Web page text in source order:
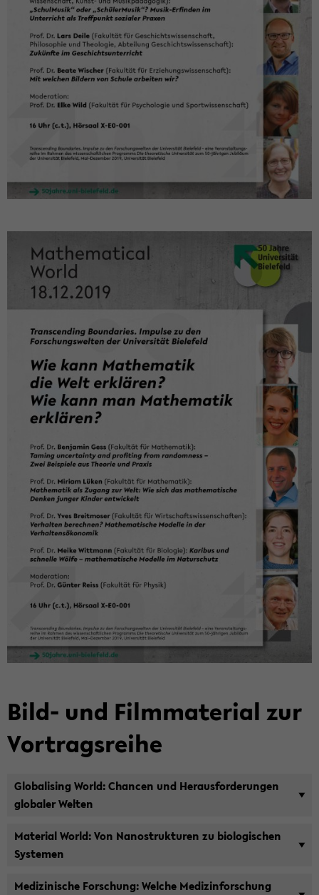
Bild- und Film­ma­te­ri­al zur
Vor­trags­rei­he
Glo­ba­li­sing World: Chan­cen und Her­aus­for­de­run­gen
glo­ba­ler Wel­ten
Ma­te­ri­al World: Von Na­no­struk­tu­ren zu bio­lo­gi­schen
Sys­te­men
Me­di­zi­ni­sche For­schung: Wel­che Me­di­zin­for­schung